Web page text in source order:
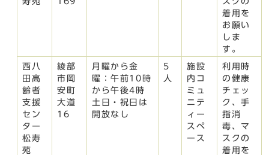
着用を
お願い
しま
す。
西八
田高
齢者
支援
セン
ター
松寿
苑
綾部
市岡
安町
大道
16
月曜から金
曜：午前10時
から午後4時
土日・祝日は
開放なし
5
人
施設
内コ
ミュ
ニテ
ィー
スペ
ース
利用時
の健康
チェッ
ク、手
指消
毒、マ
スクの
着用を